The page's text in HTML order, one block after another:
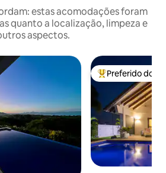
estas acomodações foram
quanto a localização, limpeza e
aspectos.
Entre os
Preferido dos